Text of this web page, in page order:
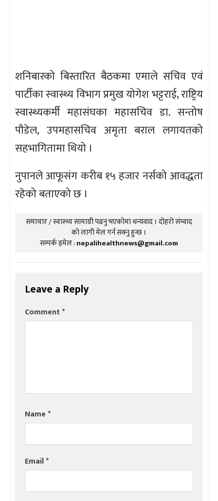
शनिबारको बिस्तारित बैठकमा एमाले सचिव एवं
पार्टीका स्वास्थ्य विभाग प्रमुख योगेश भट्टराई, राष्ट्रिय
स्वास्थ्यकर्मी महासंघका महासचिव डा. सन्तोष
पौडेल, उपमहासचिव अमृता बराल लगायतको
सहभागितामा थियो ।
नुपानले आफूसंग करीब १५ हजार नर्सको आवद्धता
रहेको बताएको छ ।
समाचार / स्वास्थ्य सामाग्री पढनु भएकोमा धन्यवाद । दोहरो संम्वाद
को लागी मेल गर्न सक्नु हुन्छ ।
सम्पर्क इमेल :nepalihealthnews@gmail.com
Leave a Reply
Comment*
Name*
Email*